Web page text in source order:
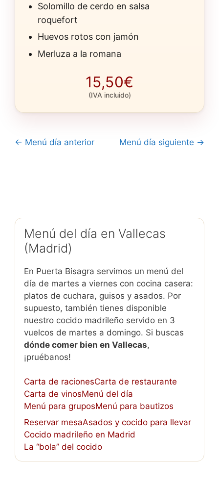
Solomillo de cerdo en salsa
roquefort
Huevos rotos con jamón
Merluza a la romana
15,50€
(IVA incluido)
← Menú día anterior Menú día siguiente →
Menú del día en Vallecas
(Madrid)
En Puerta Bisagra servimos un menú del
día de martes a viernes con cocina casera:
platos de cuchara, guisos y asados. Por
supuesto, también tienes disponible
nuestro cocido madrileño servido en 3
vuelcos de martes a domingo. Si buscas
dónde comer bien en Vallecas,
¡pruébanos!
Carta de racionesCarta de restaurante
Carta de vinosMenú del día
Menú para gruposMenú para bautizos
Reservar mesaAsados y cocido para llevar
Cocido madrileño en Madrid
La “bola” del cocido